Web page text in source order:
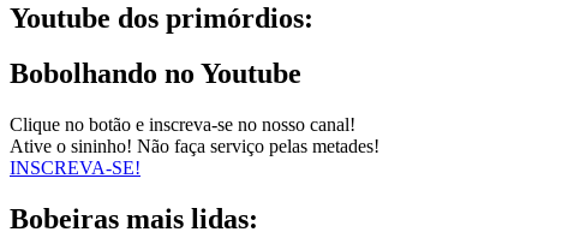
Youtube dos primórdios:
Bobolhando no Youtube
Clique no botão e inscreva-se no nosso canal!
Ative o sininho! Não faça serviço pelas metades!
INSCREVA-SE!
Bobeiras mais lidas: